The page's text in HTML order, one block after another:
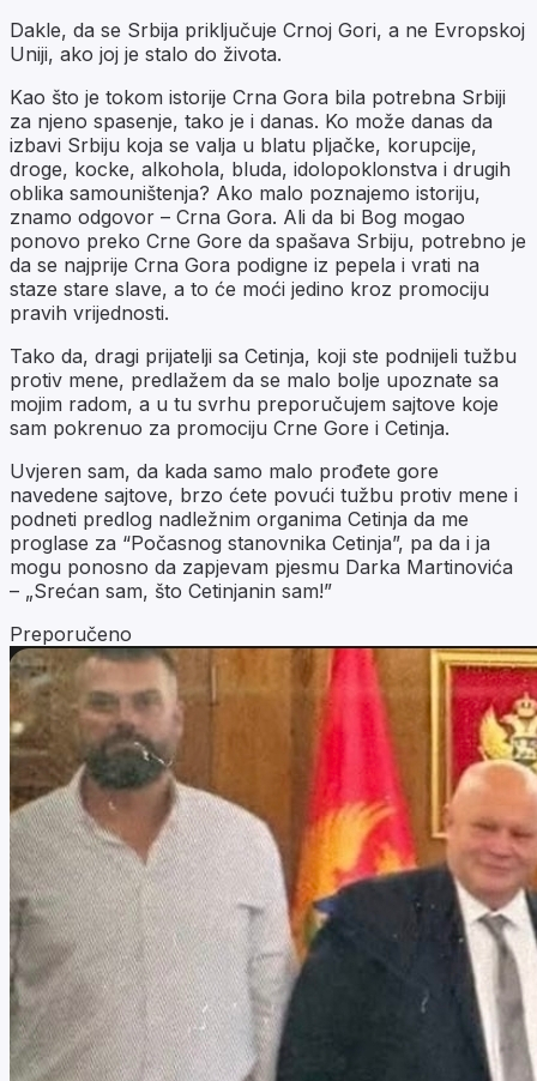
Dakle, da se Srbija priključuje Crnoj Gori, a ne Evropskoj
Uniji, ako joj je stalo do života.
Kao što je tokom istorije Crna Gora bila potrebna Srbiji
za njeno spasenje, tako je i danas. Ko može danas da
izbavi Srbiju koja se valja u blatu pljačke, korupcije,
droge, kocke, alkohola, bluda, idolopoklonstva i drugih
oblika samouništenja? Ako malo poznajemo istoriju,
znamo odgovor – Crna Gora. Ali da bi Bog mogao
ponovo preko Crne Gore da spašava Srbiju, potrebno je
da se najprije Crna Gora podigne iz pepela i vrati na
staze stare slave, a to će moći jedino kroz promociju
pravih vrijednosti.
Tako da, dragi prijatelji sa Cetinja, koji ste podnijeli tužbu
protiv mene, predlažem da se malo bolje upoznate sa
mojim radom, a u tu svrhu preporučujem sajtove koje
sam pokrenuo za promociju Crne Gore i Cetinja.
Uvjeren sam, da kada samo malo prođete gore
navedene sajtove, brzo ćete povući tužbu protiv mene i
podneti predlog nadležnim organima Cetinja da me
proglase za “Počasnog stanovnika Cetinja”, pa da i ja
mogu ponosno da zapjevam pjesmu Darka Martinovića
– „Srećan sam, što Cetinjanin sam!”
Preporučeno